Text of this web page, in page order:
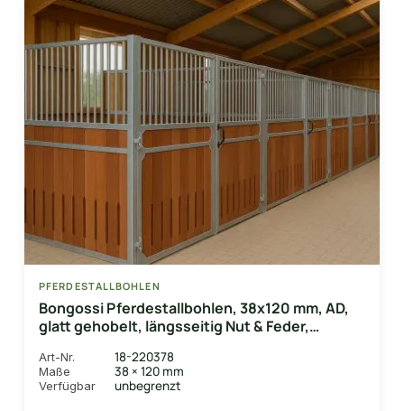
PFERDESTALLBOHLEN
Bongossi Pferdestallbohlen, 38x120 mm, AD,
glatt gehobelt, längsseitig Nut & Feder,
Art-Nr. 18-220378
Maße 38 × 120 mm
Verfügbar unbegrenzt